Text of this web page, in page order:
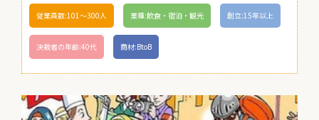
従業員数:101〜300人 業種:飲食・宿泊・観光 創立:15年以上
決裁者の年齢:40代 商材:BtoB